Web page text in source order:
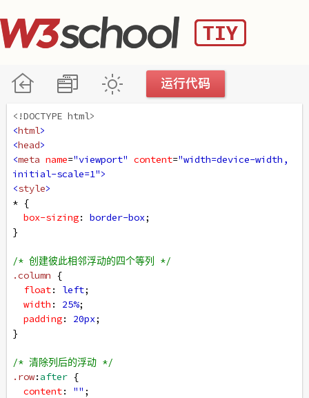
<!DOCTYPE html>
<html>
<head>
<meta name="viewport" content="width=device-width,
initial-scale=1">
<style>
* {
box-sizing: border-box;
}
/* 创建彼此相邻浮动的四个等列 */
.column {
float: left;
width : 25%;
padding: 20px;
}
/* 清除列后的浮动 */
.row:after {
content: "" ;